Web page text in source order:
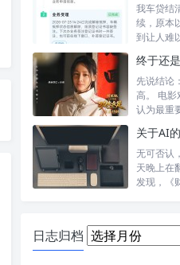
我车贷结
续，原本
到让人难
终于还
先说结论
高。 电影
认为最重
关于AI
无可否认
天晚上在
发现，《
日志归档 日